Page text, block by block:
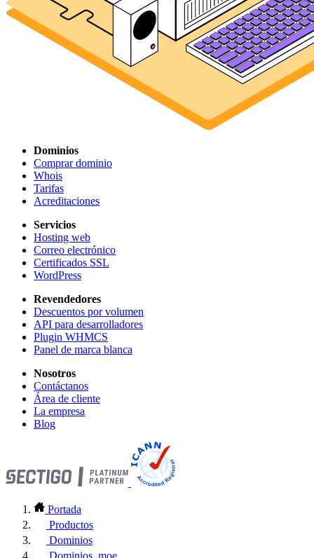
Dominios
Comprar dominio
Whois
Tarifas
Acreditaciones
Servicios
Hosting web
Correo electrónico
Certificados SSL
WordPress
Revendedores
Descuentos por volumen
API para desarrolladores
Plugin WHMCS
Panel de marca blanca
Nosotros
Contáctanos
Área de cliente
La empresa
Blog
Portada
Productos
Dominios
Dominios .moe